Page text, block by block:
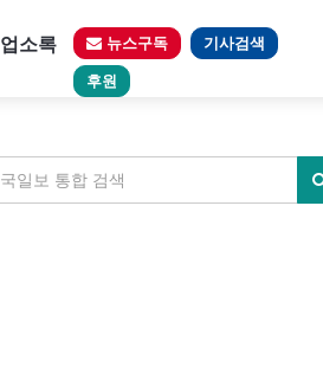
업소록 뉴스구독 기사검색
후원